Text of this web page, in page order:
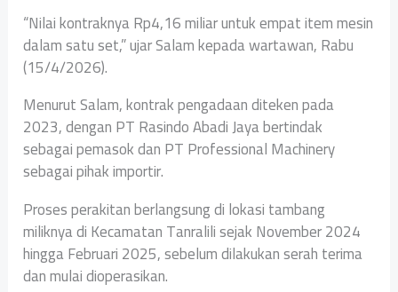
“Nilai kontraknya Rp4,16 miliar untuk empat item mesin
dalam satu set,” ujar Salam kepada wartawan, Rabu
(15/4/2026).
Menurut Salam, kontrak pengadaan diteken pada
2023, dengan PT Rasindo Abadi Jaya bertindak
sebagai pemasok dan PT Professional Machinery
sebagai pihak importir.
Proses perakitan berlangsung di lokasi tambang
miliknya di Kecamatan Tanralili sejak November 2024
hingga Februari 2025, sebelum dilakukan serah terima
dan mulai dioperasikan.